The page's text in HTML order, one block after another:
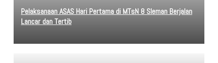
Pelaksanaan ASAS Hari Pertama di MTsN 8 Sleman Berjalan
Lancar dan Tertib